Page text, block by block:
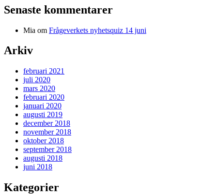
Senaste kommentarer
Mia om Frågeverkets nyhetsquiz 14 juni
Arkiv
februari 2021
juli 2020
mars 2020
februari 2020
januari 2020
augusti 2019
december 2018
november 2018
oktober 2018
september 2018
augusti 2018
juni 2018
Kategorier